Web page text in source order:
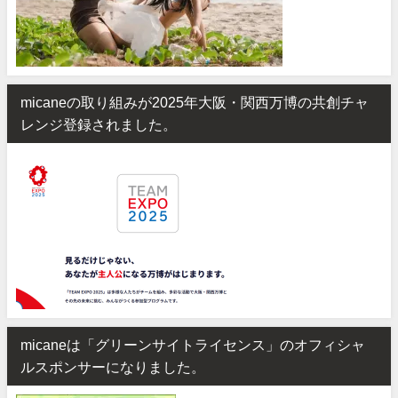
micaneの取り組みが2025年大阪・関西万博の共創チャ
レンジ登録されました。
micaneは「グリーンサイトライセンス」のオフィシャ
ルスポンサーになりました。